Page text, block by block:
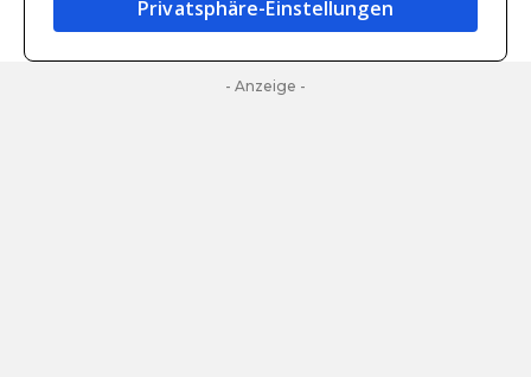
Privatsphäre-Einstellungen
- Anzeige -